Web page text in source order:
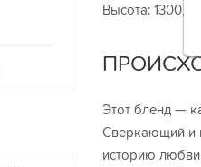
Высота: 1300,
Этот бленд —
Сверкающий и
историю